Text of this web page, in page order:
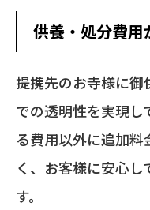
供養・処分費用
提携先のお寺様に御
での透明性を実現し
る費用以外に追加
く、 お客様に安心し
す。